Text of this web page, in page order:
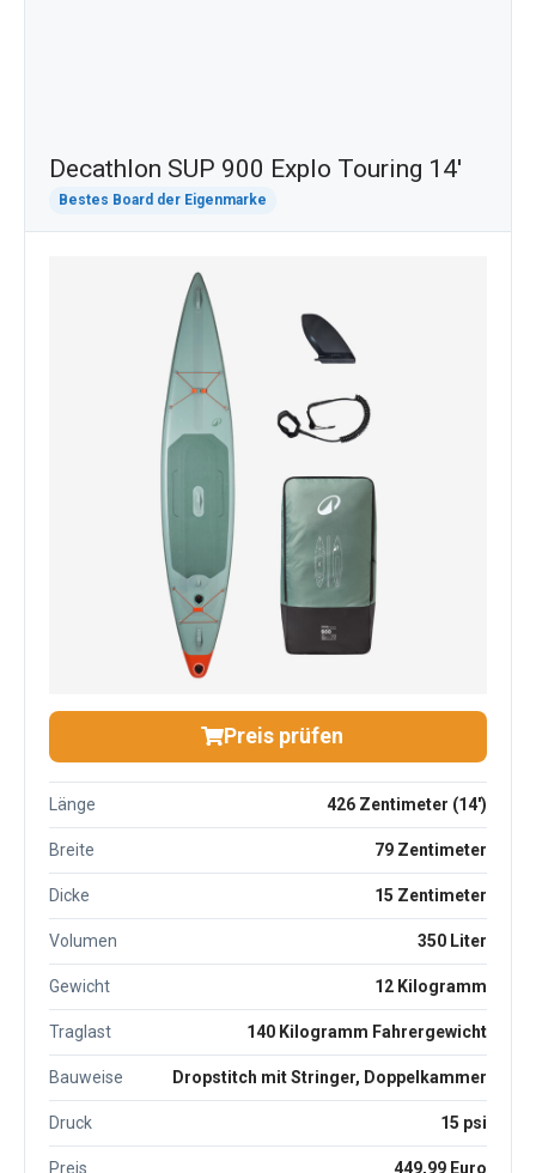
Decathlon SUP 900 Explo Touring 14'
Bestes Board der Eigenmarke
Preis prüfen
Länge 426 Zentimeter (14')
Breite 79 Zentimeter
Dicke 15 Zentimeter
Volumen 350 Liter
Gewicht 12 Kilogramm
Traglast 140 Kilogramm Fahrergewicht
Bauweise Dropstitch mit Stringer, Doppelkammer
Druck 15 psi
Preis 449,99 Euro